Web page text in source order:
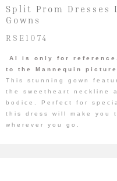
Split Prom Dresses
Gowns
RSE1074
AI is only for
to the Mannequin
This stunning gown
the sweetheart neckline
bodice. Perfect for
this dress will make you
wherever you go.